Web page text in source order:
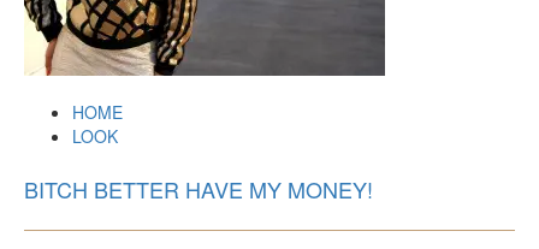
HOME
LOOK
BITCH BETTER HAVE MY MONEY!